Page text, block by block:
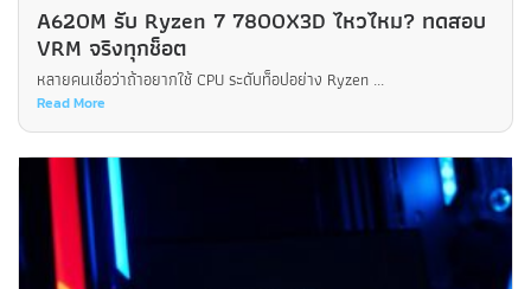
A620M รับ Ryzen 7 7800X3D ไหวไหม? ทดสอบ
VRM จริงทุกช็อต
หลายคนเชื่อว่าถ้าอยากใช้ CPU ระดับท็อปอย่าง Ryzen ...
Read More